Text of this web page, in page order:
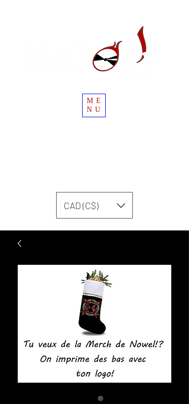
ME
NU
CAD (C$)